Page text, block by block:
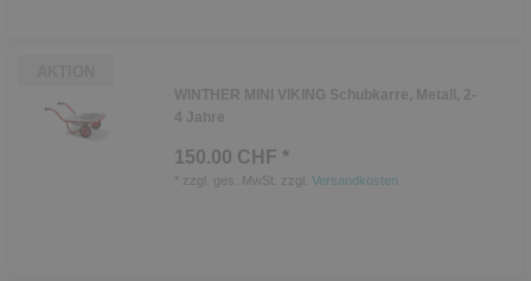
WINTHER MINI VIKING Schubkarre, Metall, 2-
4 Jahre
150.00 CHF *
zzgl. ges. MwSt. zzgl. Versandkosten